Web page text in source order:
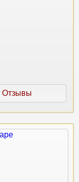
Отзывы